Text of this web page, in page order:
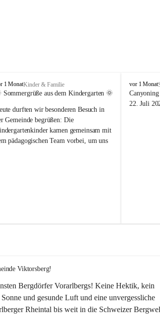
1 MonatKinder & Familie
Sommergrüße aus dem Kindergarten 🌞
durften wir besonderen Besuch in
Gemeinde begrüßen: Die
kamen gemeinsam mit
pädagogischen Team vorbei, um uns
V
i
k
vor 1 Monat
22. Juli
Viktorsberg!
Bergdörfer Vorarlbergs! Keine Hektik, kein
und gesunde Luft und eine unvergessliche
Rheintal bis weit in die Schweizer